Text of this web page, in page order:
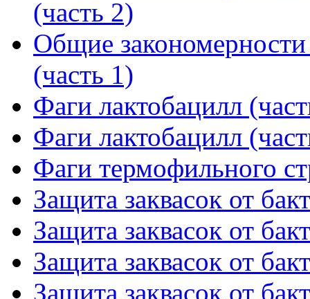
(часть 2)
Общие
(часть 1)
Фаги лактобацилл
Фаги лактобацилл
Фаги термофильного
Защита заквасок от
Защита заквасок от
Защита заквасок от
Защита заквасок от